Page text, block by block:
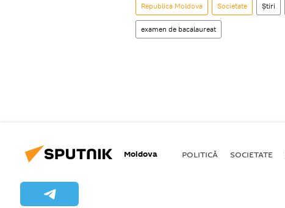
Republica Moldova Societate Știri
examen de bacalaureat
Moldova POLITICĂ SOCIETATE